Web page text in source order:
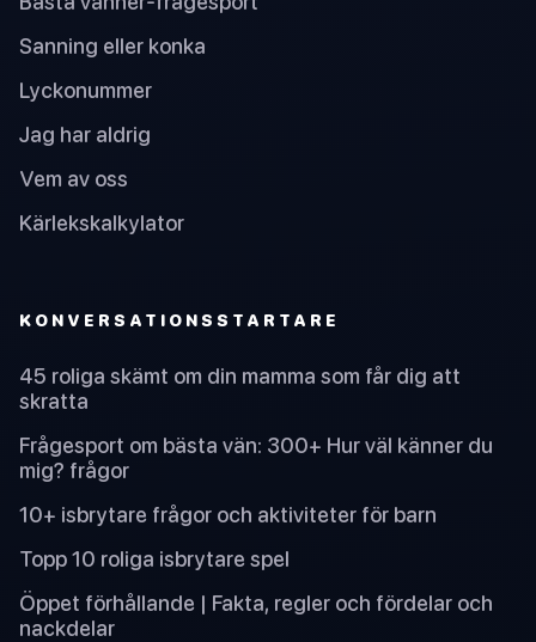
Sanning eller konka
Lyckonummer
Jag har aldrig
Vem av oss
Kärlekskalkylator
KONVERSATIONSSTARTARE
45 roliga skämt om din mamma som får dig att
skratta
Frågesport om bästa vän: 300+ Hur väl känner du
mig? frågor
10+ isbrytare frågor och aktiviteter för barn
Topp 10 roliga isbrytare spel
Öppet förhållande | Fakta, regler och fördelar och
nackdelar